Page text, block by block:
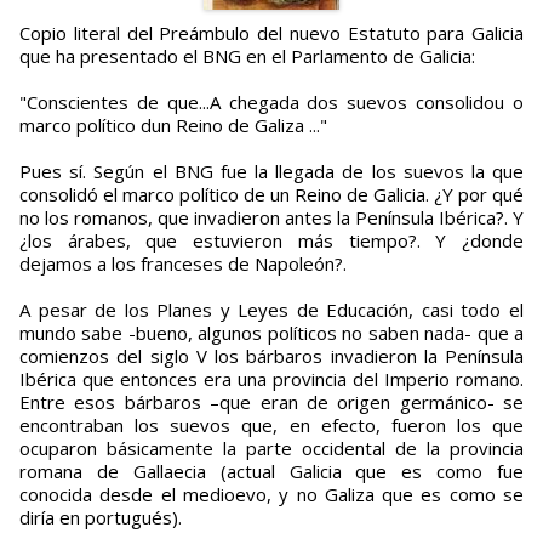
Copio literal del Preámbulo del nuevo Estatuto para Galicia
que ha presentado el BNG en el Parlamento de Galicia:
"Conscientes de que...A chegada dos suevos consolidou o
marco político dun Reino de Galiza ..."
Pues sí. Según el BNG fue la llegada de los suevos la que
consolidó el marco político de un Reino de Galicia. ¿Y por qué
no los romanos, que invadieron antes la Península Ibérica?. Y
¿los árabes, que estuvieron más tiempo?. Y ¿donde
dejamos a los franceses de Napoleón?.
A pesar de los Planes y Leyes de Educación, casi todo el
mundo sabe -bueno, algunos políticos no saben nada- que a
comienzos del siglo V los bárbaros invadieron la Península
Ibérica que entonces era una provincia del Imperio romano.
Entre esos bárbaros –que eran de origen germánico- se
encontraban los suevos que, en efecto, fueron los que
ocuparon básicamente la parte occidental de la provincia
romana de Gallaecia (actual Galicia que es como fue
conocida desde el medioevo, y no Galiza que es como se
diría en portugués).